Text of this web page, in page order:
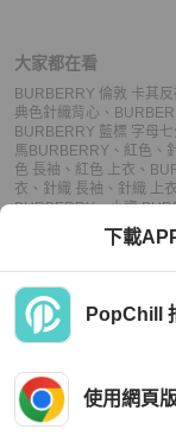
大家都在看
BURBERRY 倫敦 卡其
典色針織背心 、
BURBERRY 藍標 字母
馬BURBERRY 、 紅色 、
色 長袖 、 紅色 上衣 、
衣 、 針織 長袖 、 針織 上衣
BURBERRY、小資
薦 BURBERRY、二手 長
二手 上衣、便
下載
PopChill
使用網頁